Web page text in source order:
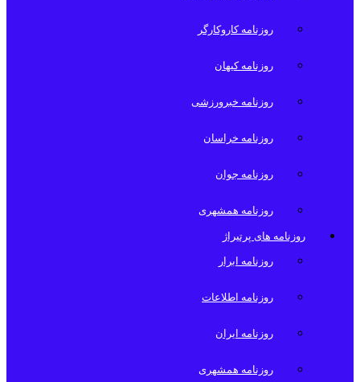
روزنامه کاروکارگر
روزنامه کیهان
روزنامه خبرورزشی
روزنامه خراسان
روزنامه جوان
روزنامه همشهری
روزنامه های پرتیراژ
روزنامه ابرار
روزنامه اطلاعات
روزنامه ایران
روزنامه همشهری